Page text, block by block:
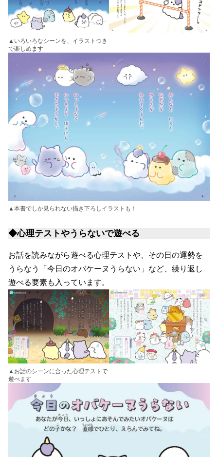
▲いろいろなシーンを、イラストつき
で楽しめます
▲本書でしか見られない描き下ろしイラストも！
◆心理テストやうらないで遊べる
お話を読みながら遊べる心理テストや、その日の運勢を
うらなう「今日のオバケーヌうらない」など、繰り返し
遊べる要素も入っています。
▲お話のシーンに合った心理テストで
遊べます